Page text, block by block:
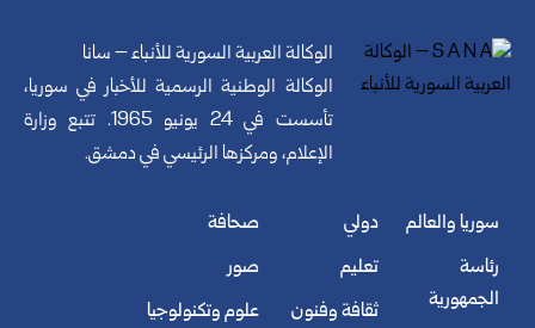
الوكالة العربية السورية للأنباء – سانا
الوكالة الوطنية الرسمية للأخبار في سوريا،
تأسست في 24 يونيو 1965. تتبع وزارة
الإعلام، ومركزها الرئيسي في دمشق.
سوريا والعالم
رئاسة
الجمهورية
دولي
تعليم
ثقافة وفنون
صحافة
صور
علوم وتكنولوجيا